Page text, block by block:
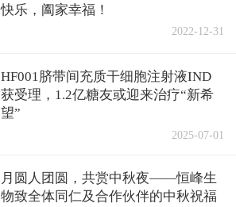
快乐，阖家幸福！
2022-12-31
HF001脐带间充质干细胞注射液IND
获受理，1.2亿糖友或迎来治疗“新希
望”
2025-07-01
月圆人团圆，共赏中秋夜——恒峰生
物致全体同仁及合作伙伴的中秋祝福